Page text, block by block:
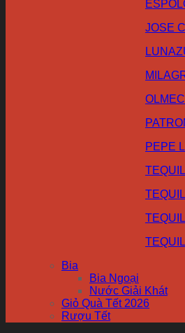
JOSE
PEPE
Bia
Bia Ngoại
Nước Giải Khát
Giỏ Quà Tết 2026
Rượu Tết